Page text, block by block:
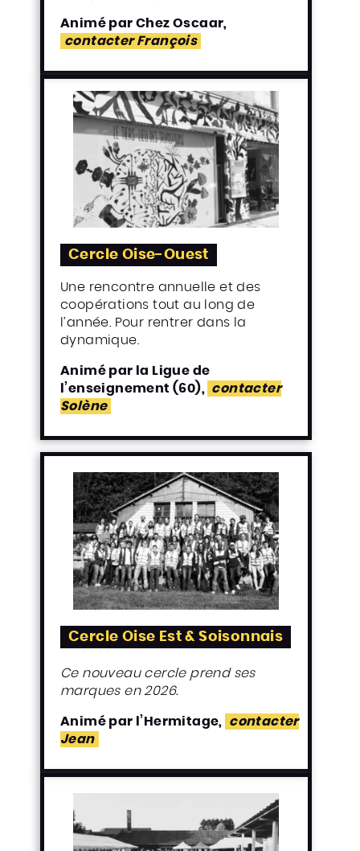
Animé par Chez Oscaar,
contacter François
Cercle Oise-Ouest
Une rencontre annuelle et des
coopérations tout au long de
l’année. Pour rentrer dans la
dynamique.
Animé par la Ligue de
l’enseignement (60),
contacter
Solène
Cercle Oise Est & Soisonnais
Ce nouveau cercle prend ses
marques en 2026.
Animé par l’Hermitage,
contacter
Jean